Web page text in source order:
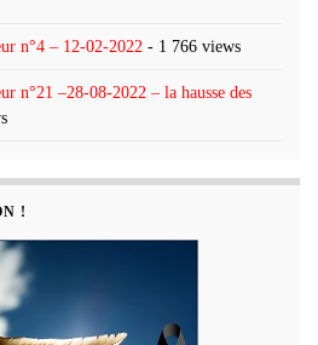
n°4 – 12-02-2022 - 1 766 views
n°21 –28-08-2022 – la hausse des
!